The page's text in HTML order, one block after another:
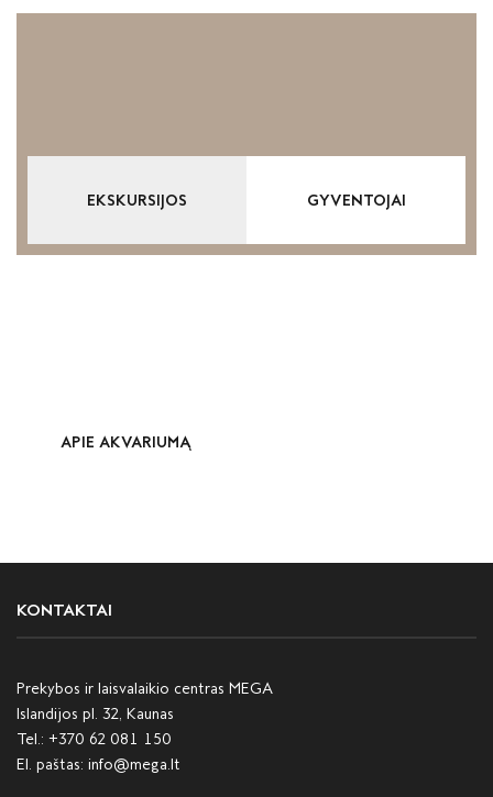
EKSKURSIJOS GYVENTOJAI
APIE AKVARIUMĄ
KONTAKTAI
Prekybos ir laisvalaikio centras MEGA
Islandijos pl. 32, Kaunas
Tel.: +370 62 081 150
El. paštas: info@mega.lt